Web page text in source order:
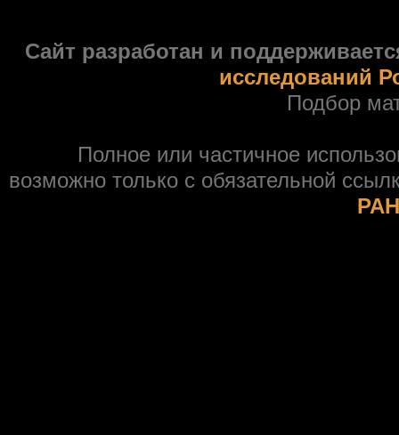
Сайт разработан и
исследований
Подбор
Полное или частичное
возможно только с обязательной